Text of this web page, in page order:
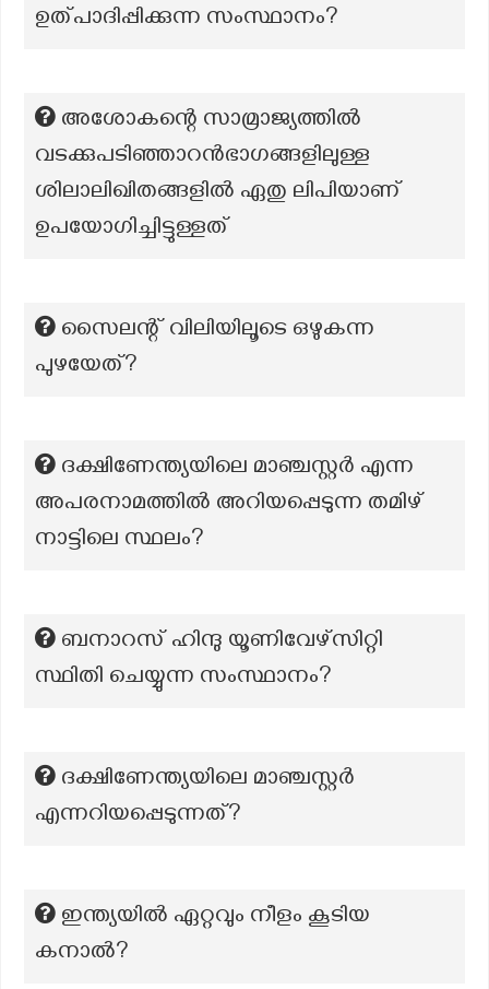
ഉത്പാദിപ്പിക്കുന്ന സംസ്ഥാനം?
അശോകന്റെ സാമ്രാജ്യത്തിൽ
വടക്കുപടിഞ്ഞാറൻഭാഗങ്ങളിലുള്ള
ശിലാലിഖിതങ്ങളിൽ ഏതു ലിപിയാണ്
ഉപയോഗിച്ചിട്ടുള്ളത്
സൈലന്റ് വിലിയിലൂടെ ഒഴുകന്ന
പുഴയേത്?
ദക്ഷിണേന്ത്യയിലെ മാഞ്ചസ്റ്റർ എന്ന
അപരനാമത്തിൽ അറിയപ്പെടുന്ന തമിഴ്
നാട്ടിലെ സ്ഥലം?
ബനാറസ് ഹിന്ദു യൂണിവേഴ്സിറ്റി
സ്ഥിതി ചെയ്യുന്ന സംസ്ഥാനം?
ദക്ഷിണേന്ത്യയിലെ മാഞ്ചസ്റ്റർ
എന്നറിയപ്പെടുന്നത്?
ഇന്ത്യയിൽ ഏറ്റവും നീളം കൂടിയ
കനാൽ?